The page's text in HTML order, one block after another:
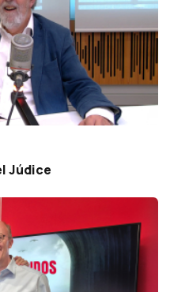
Júdice